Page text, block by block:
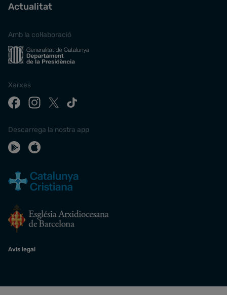
Actualitat
Amb la col·laboració
Xarxes
Descarrega la nostra app
Avís legal